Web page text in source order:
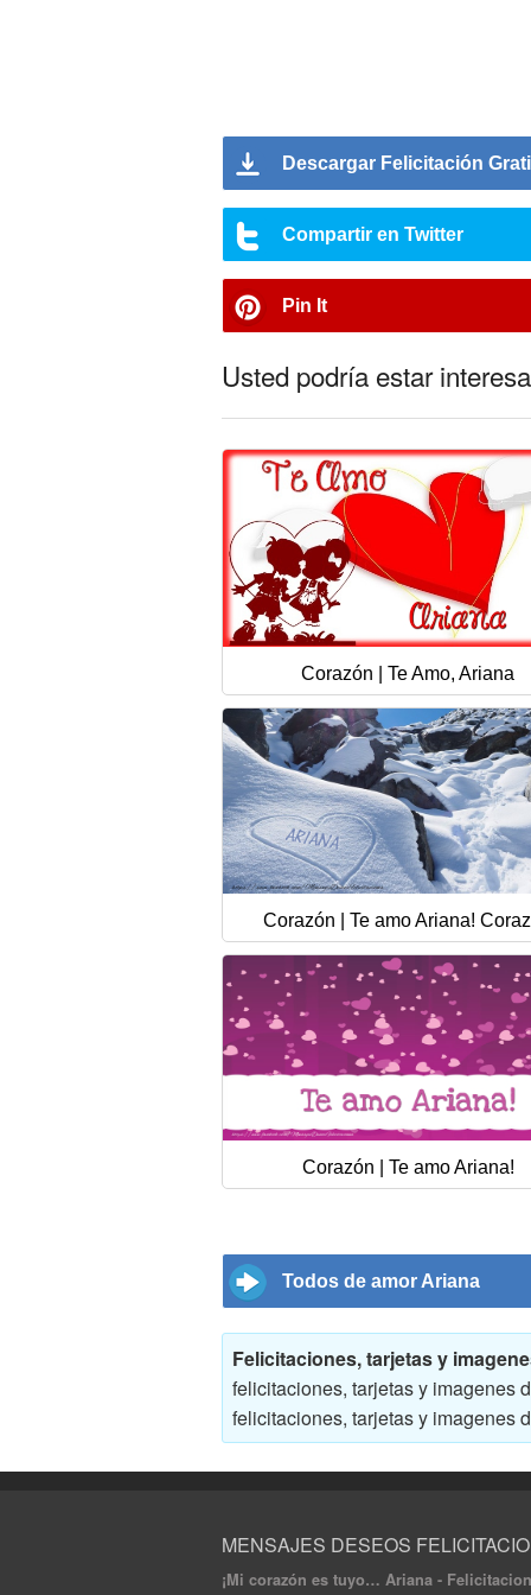
Descargar Felicitación
Compartir en Twitter
Pin It
Usted podría estar
Corazón | Te Amo, Ariana
Corazón | Te amo Ariana!
Corazón | Te amo Ariana!
Todos de amor Ariana
Felicitaciones, tarjetas y
felicitaciones, tarjetas y imagenes
felicitaciones, tarjetas y imagenes
MENSAJES DESEOS
¡Mi corazón es tuyo… Ariana -